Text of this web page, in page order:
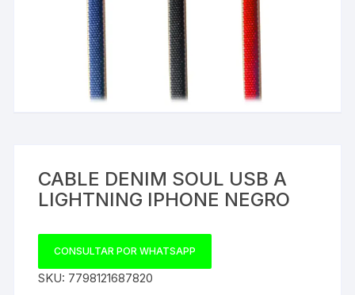
CABLE DENIM SOUL USB A
LIGHTNING IPHONE NEGRO
CONSULTAR POR WHATSAPP
SKU: 7798121687820